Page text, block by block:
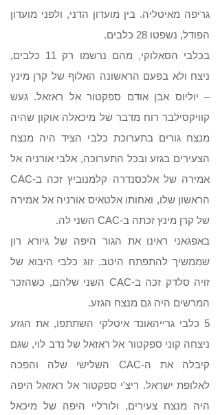
גריפה מאיטליה. בין מועדון הדני, ולפני מועדון
הפודל, נשפטו 28 כלבים.
בכלבי הסאלוקי, מהם נרשמו רק 11 כלבים,
ניצח ולא בפעם הראשונה האלוף של קרן מינץ
– יוליוס אבן אודם ספקטור אל ראזאל. געש
קוויקסילבר רוח מדבר של מיכאלה אוקון שהיה
מנצח גורים בתערוכת כלבי הציד היה מנצח
הצעירים בגזע ובכל התערוכה, אלבי אורניה אל
אמירה של אלכסנדרה קלמנוביץ זכה ב-CAC
הראשון שלו, ואחותו אלטאיס אורניה אל אמירה
של קרן מינץ זכתה ב-CAC השני לה.
באפגאני ראינו את הגור היפה של גיורא רון
שממשיך להתפתח היטב. זוג כלבי היבוא של
זויה סלדק זכה ב-CAC השני שלהם, כשהזכר
המרשים היה גם מנצח הגזע.
5 כלבי גרייהאונד איטלקי השתתפו, את הגזע
ניצחה קוני ספקטור אל ראזאל של נדב לוי, שגם
קיבלה את ה-CAC השלישי שלה והפכה
לאלופת ישראל. ריצ'י ספקטור אל ראזאל היפה
היה מנצח צעירים, ולורליי היפה של מיכאל